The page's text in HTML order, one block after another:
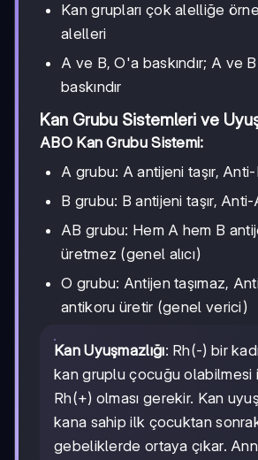
Kan grupları çok alelliğe
alelleri
A ve B, O'a baskındır; A ve
baskındır
Kan Grubu Sistemleri ve
ABO Kan Grubu Sistemi:
A grubu: A antijeni taşır,
B grubu: B antijeni taşır,
AB grubu: Hem A hem B
üretmez (genel alıcı)
O grubu: Antijen taşımaz,
antikoru üretir (genel verici)
Kan Uyuşmazlığı: Rh(-) bir
kan gruplu çocuğu olabilmesi
Rh(+) olması gerekir. Kan
kana sahip ilk çocuktan
gebeliklerde ortaya çıkar.